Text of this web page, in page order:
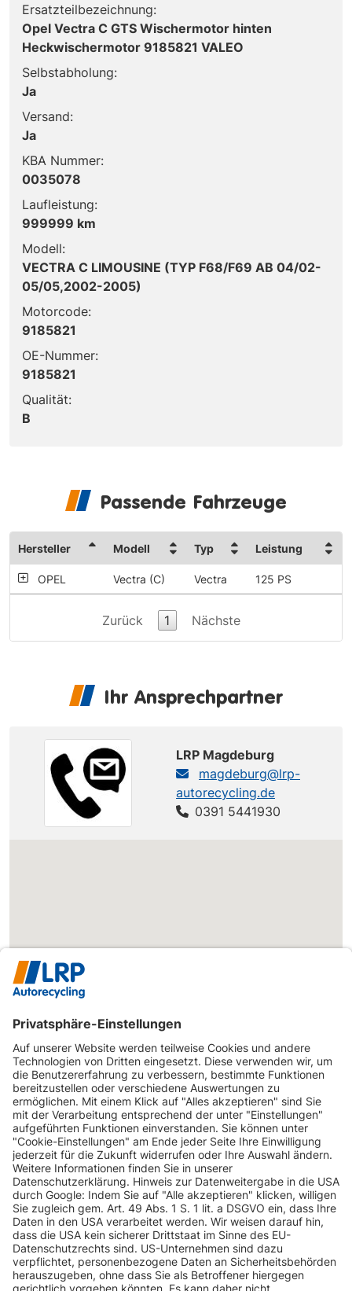
Ersatzteilbezeichnung:
Opel Vectra C GTS Wischermotor hinten
Heckwischermotor 9185821 VALEO
Selbstabholung:
Ja
Versand:
Ja
KBA Nummer:
0035078
Laufleistung:
999999 km
Modell:
VECTRA C LIMOUSINE (TYP F68/F69 AB 04/02-
05/05,2002-2005)
Motorcode:
9185821
OE-Nummer:
9185821
Qualität:
B
Passende Fahrzeuge
Hersteller Modell Typ Leistung
OPEL Vectra (C) Vectra 125 PS
Zurück 1 Nächste
Ihr Ansprechpartner
LRP Magdeburg
magdeburg@lrp-
autorecycling.de
0391 5441930
INFORMATIONEN
KUNDENSERVICE
INFORMATIONEN